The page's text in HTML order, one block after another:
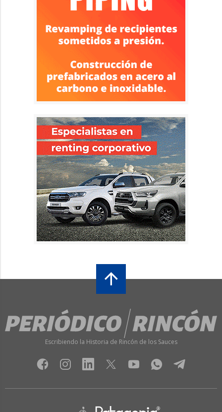
Escribiendo la Historia de Rincón de los Sauces